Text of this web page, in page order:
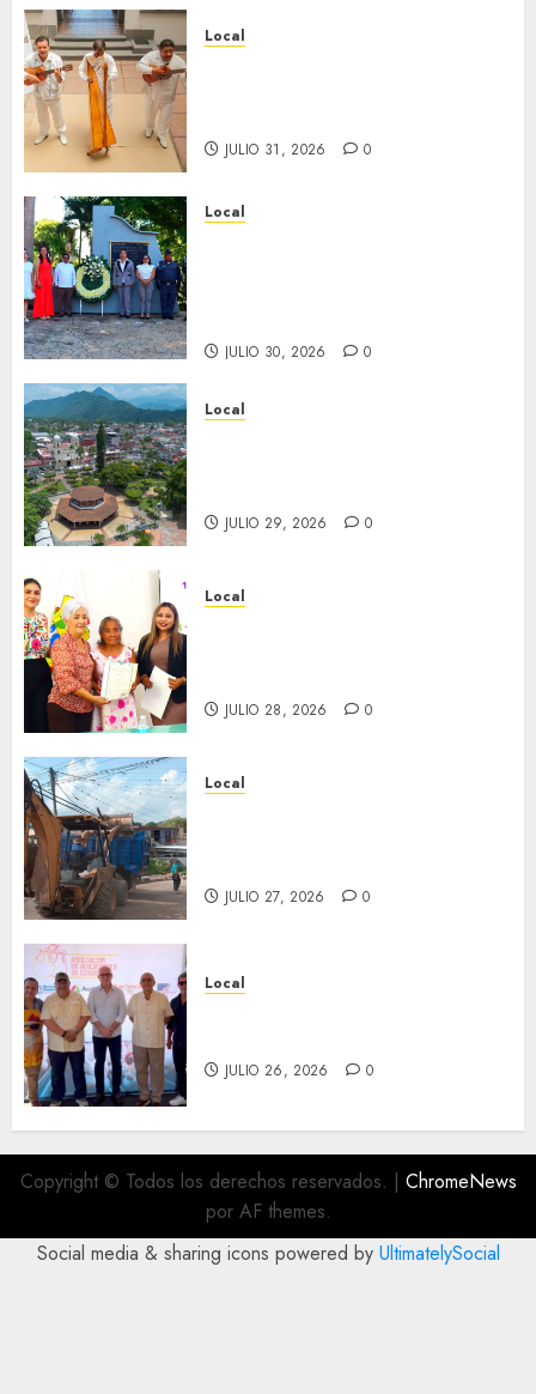
Local
JULIO 31, 2026 0
Local
JULIO 30, 2026 0
Local
JULIO 29, 2026 0
Local
JULIO 28, 2026 0
Local
JULIO 27, 2026 0
Local
JULIO 26, 2026 0
Copyright © Todos los derechos reservados. | ChromeNews
por AF themes.
Social media & sharing icons powered by UltimatelySocial